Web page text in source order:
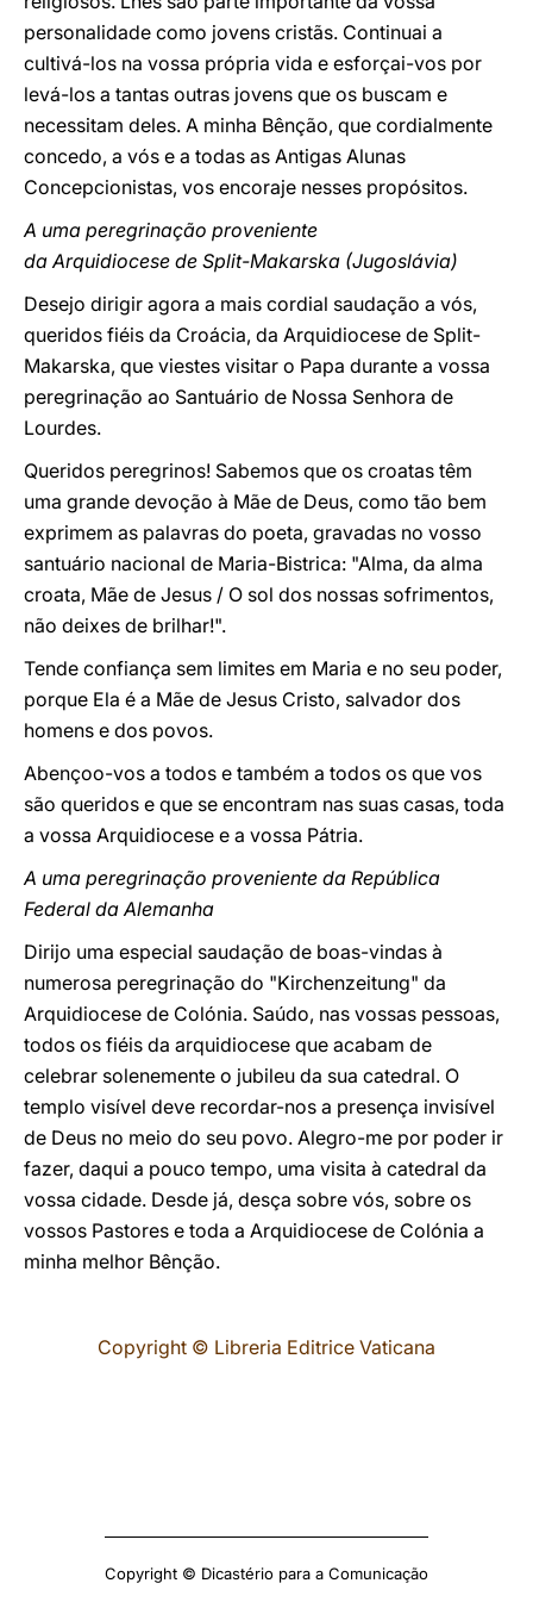
personalidade como jovens cristãs. Continuai a
cultivá-los na vossa própria vida e esforçai-vos por
levá-los a tantas outras jovens que os buscam e
necessitam deles. A minha Bênção, que cordialmente
concedo, a vós e a todas as Antigas Alunas
Concepcionistas, vos encoraje nesses propósitos.
A uma peregrinação proveniente
da Arquidiocese de Split-Makarska (Jugoslávia)
Desejo dirigir agora a mais cordial saudação a vós,
queridos fiéis da Croácia, da Arquidiocese de Split-
Makarska, que viestes visitar o Papa durante a vossa
peregrinação ao Santuário de Nossa Senhora de
Lourdes.
Queridos peregrinos! Sabemos que os croatas têm
uma grande devoção à Mãe de Deus, como tão bem
exprimem as palavras do poeta, gravadas no vosso
santuário nacional de Maria-Bistrica: "Alma, da alma
croata, Mãe de Jesus / O sol dos nossas sofrimentos,
não deixes de brilhar!".
Tende confiança sem limites em Maria e no seu poder,
porque Ela é a Mãe de Jesus Cristo, salvador dos
homens e dos povos.
Abençoo-vos a todos e também a todos os que vos
são queridos e que se encontram nas suas casas, toda
a vossa Arquidiocese e a vossa Pátria.
A uma peregrinação proveniente da República
Federal da Alemanha
Dirijo uma especial saudação de boas-vindas à
numerosa peregrinação do "Kirchenzeitung" da
Arquidiocese de Colónia. Saúdo, nas vossas pessoas,
todos os fiéis da arquidiocese que acabam de
celebrar solenemente o jubileu da sua catedral. O
templo visível deve recordar-nos a presença invisível
de Deus no meio do seu povo. Alegro-me por poder ir
fazer, daqui a pouco tempo, uma visita à catedral da
vossa cidade. Desde já, desça sobre vós, sobre os
vossos Pastores e toda a Arquidiocese de Colónia a
minha melhor Bênção.
Copyright © Libreria Editrice Vaticana
Copyright © Dicastério para a Comunicação